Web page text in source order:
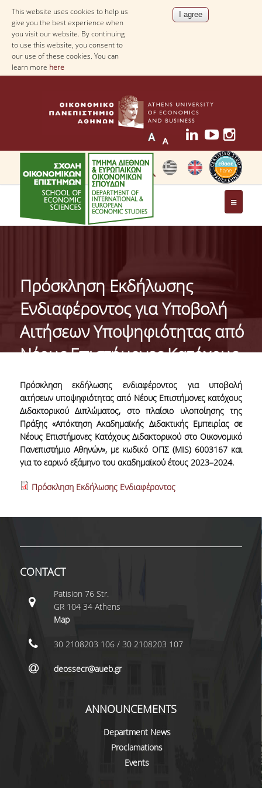
This website uses cookies to help us
give you the best experience when
you visit our website. By continuing
to use this website, you consent to
our use of these cookies. You can
learn more here
THE DEPARTMENT
GENERAL INFORMATION
ORGANISATIONAL STRUCTURE OF THE
DEPARTMENT
SECRETARIAT OF UNDERGRADUATE
PROGRAMME
PROGRAMME
EUROLAB
FACULTY
RESIDENT FACULTY MEMBERS
SPECIALIZATIONS
PROGRAM COURSES
TEACHING METHODS AND EXAMINATION
POSTGRADUATE STUDIES
Πρόσκληση Εκδήλωσης
Ενδιαφέροντος για Υποβολή
Αιτήσεων Υποψηφιότητας από
Νέους Επιστήμονες Κατόχους
Διδακτορικού Διπλώματος
Πρόσκληση εκδήλωσης ενδιαφέροντος για υποβολή
αιτήσεων υποψηφιότητας από Νέους Επιστήμονες κατόχους
Διδακτορικού Διπλώματος, στο πλαίσιο υλοποίησης της
Πράξης «Απόκτηση Ακαδημαϊκής Διδακτικής Εμπειρίας σε
Νέους Επιστήμονες Κατόχους Διδακτορικού στο Οικονομικό
Πανεπιστήμιο Αθηνών», με κωδικό ΟΠΣ (MIS) 6003167 και
για το εαρινό εξάμηνο του ακαδημαϊκού έτους 2023–2024.
Πρόσκληση Εκδήλωσης Ενδιαφέροντος
CONTACT
Patision 76 Str.
GR 104 34 Athens
Map
30 2108203 106 / 30 2108203 107
deossecr@aueb.gr
ANNOUNCEMENTS
Department News
Proclamations
Events